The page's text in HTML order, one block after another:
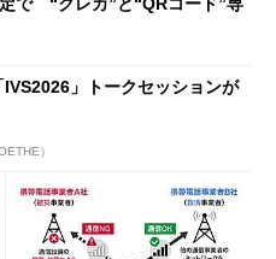
IVS2026」トークセッションが
）